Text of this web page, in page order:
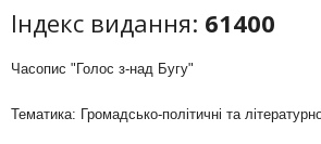
Індекс видання: 61400
Часопис "Голос з-над Бугу"
Тематика: Громадсько-політичні та